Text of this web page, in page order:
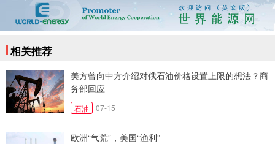
相关推荐
美方曾向中方介绍对俄石油价格设置上限的想法？商
务部回应
石油 07-15
欧洲“气荒”，美国“渔利”